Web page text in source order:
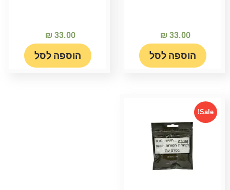
₪ 33.00
הוספה לסל
₪ 33.00
הוספה לסל
Sale!